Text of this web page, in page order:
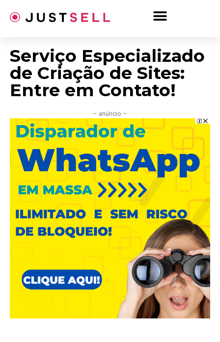
para
Serviço Especializado
de Criação de Sites:
Entre em Contato!
– anúncio –